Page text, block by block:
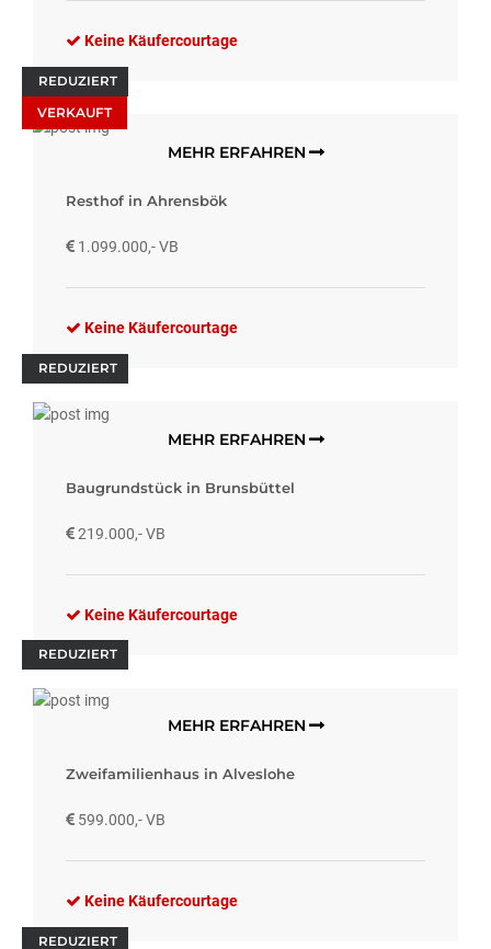
Keine Käufercourtage
VERKAUFT
REDUZIERT
MEHR ERFAHREN
Resthof in Ahrensbök
1.099.000,- VB
Keine Käufercourtage
REDUZIERT
MEHR ERFAHREN
Baugrundstück in Brunsbüttel
219.000,- VB
Keine Käufercourtage
REDUZIERT
MEHR ERFAHREN
Zweifamilienhaus in Alveslohe
599.000,- VB
Keine Käufercourtage
REDUZIERT